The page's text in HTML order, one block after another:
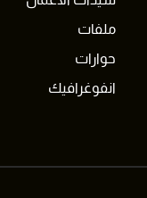
ملفات
حوارات
انفوغرافيك